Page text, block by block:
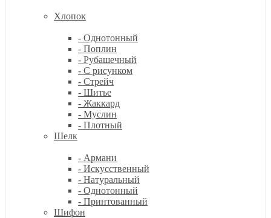
Хлопок
- Однотонный
- Поплин
- Рубашечный
- С рисунком
- Стрейч
- Шитье
- Жаккард
- Муслин
- Плотный
Шелк
- Армани
- Искусственный
- Натуральный
- Однотонный
- Принтованный
Шифон